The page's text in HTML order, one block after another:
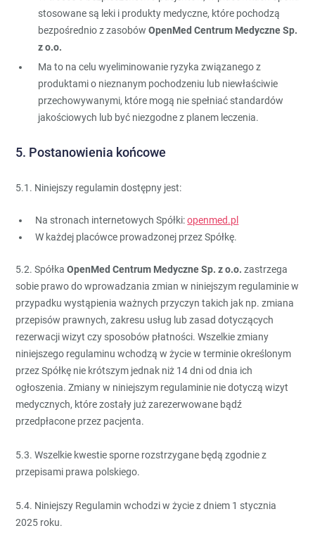
stosowane są leki i produkty medyczne, które pochodzą
bezpośrednio z zasobówOpenMed Centrum Medyczne Sp.
z o.o.
Ma to na celu wyeliminowanie ryzyka związanego z
produktami o nieznanym pochodzeniu lub niewłaściwie
przechowywanymi, które mogą nie spełniać standardów
jakościowych lub być niezgodne z planem leczenia.
5. Postanowienia końcowe
5.1. Niniejszy regulamin dostępny jest:
Na stronach internetowych Spółki:openmed.pl
W każdej placówce prowadzonej przez Spółkę.
5.2. SpółkaOpenMed Centrum Medyczne Sp. z o.o. zastrzega
sobie prawo do wprowadzania zmian w niniejszym regulaminie w
przypadku wystąpienia ważnych przyczyn takich jak np. zmiana
przepisów prawnych, zakresu usług lub zasad dotyczących
rezerwacji wizyt czy sposobów płatności. Wszelkie zmiany
niniejszego regulaminu wchodzą w życie w terminie określonym
przez Spółkę nie krótszym jednak niż 14 dni od dnia ich
ogłoszenia. Zmiany w niniejszym regulaminie nie dotyczą wizyt
medycznych, które zostały już zarezerwowane bądź
przedpłacone przez pacjenta.
5.3. Wszelkie kwestie sporne rozstrzygane będą zgodnie z
przepisami prawa polskiego.
5.4. Niniejszy Regulamin wchodzi w życie z dniem 1 stycznia
2025 roku.